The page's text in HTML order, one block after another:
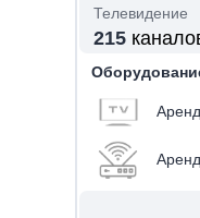
Телевидение
215
Телевидение
215